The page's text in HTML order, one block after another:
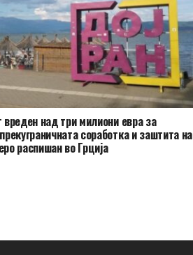
вреден над три милиони евра за
соработка и заштита на
распишан во Грција